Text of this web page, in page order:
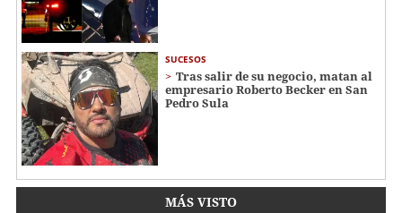
SUCESOS
Tras salir de su negocio, matan al
empresario Roberto Becker en San
Pedro Sula
MÁS VISTO